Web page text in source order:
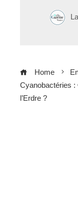
Home
Cyanobactéries :
l’Erdre ?